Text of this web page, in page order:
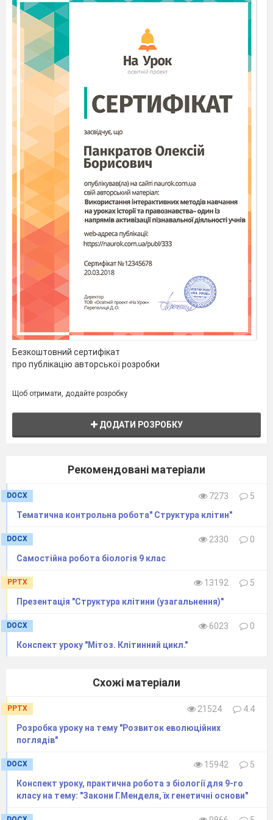
11.Поясніть термін:
Біополімери-
12.Розв’яжіть задачі:
1.До складу білка входить 800
амінокислот. Визначте довжину гена, який
синтез цього білка?
2. Добудуйте комплементарний ланцюг
ДНК:
ГГГ-ЦАТ-ААЦ-ГЦТ.
за темою «Хімічний склад клітини та
Варіант 2
азотиста основа
Г)
Полісахариди складаються з:
амінокислот
Амінокислотою є:
А) гліцин
лактоза
Структура білків, представлена
Безкоштовний сертифікат
про публікацію авторської розробки
Щоб отримати, додайте розробку
ДОДАТИ РОЗРОБКУ
Рекомендовані матеріали
DOCX 7273
5
Тематична контрольна робота" Структура клітин"
DOCX 2330
0
Самостійна робота біологія 9 клас
PPTX 13192
5
Презентація "Структура клітини (узагальнення)"
DOCX 6023
0
Конспект уроку "Мітоз. Клітинний цикл."
Схожі матеріали
PPTX 21524
4.4
Розробка уроку на тему "Розвиток еволюційних
поглядів"
DOCX 15942
5
Конспект уроку, практична робота з біології для 9-го
класу на тему: "Закони Г.Менделя, їх генетичні основи"